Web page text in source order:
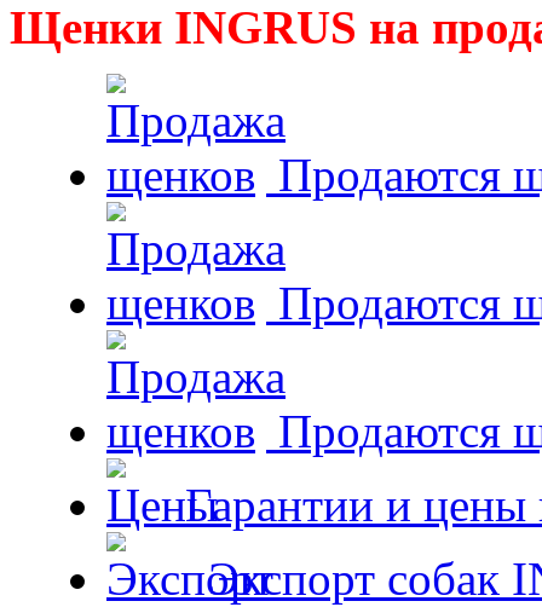
Щенки INGRUS на
Продаются
Продаются
Продаются
Гарантии и цены
Экспорт собак